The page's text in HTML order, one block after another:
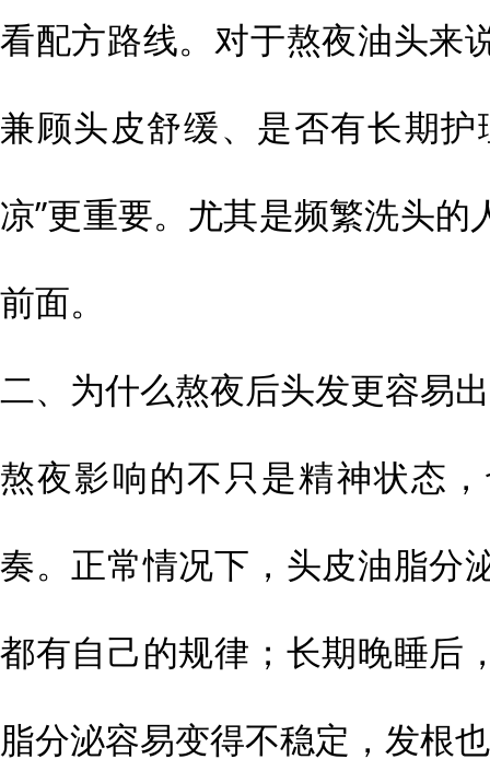
看配方路线。对于熬夜油头来
兼顾头皮舒缓、是否有长期
凉”更重要。尤其是频繁洗头
前面。
二、为什么熬夜后头发更容易
熬夜影响的不只是精神状态
奏。正常情况下，头皮油脂分
都有自己的规律；长期晚睡后
脂分泌容易变得不稳定，发根